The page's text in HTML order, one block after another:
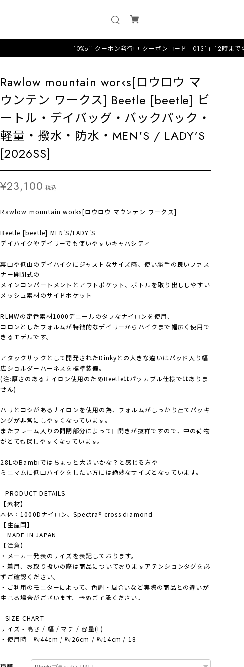
10%off クーポン発行中 クーポンコード「0131」12時までのオーダー
Rawlow mountain works[ロウロウ マ
ウンテン ワークス] Beetle [beetle] ビ
ートル・デイバッグ・バックパック・
軽量・撥水・防水・MEN'S / LADY'S
[2026SS]
¥23,100 税込
Rawlow mountain works[ロウロウ マウンテン ワークス]
Beetle [beetle] MEN'S/LADY'S
デイハイクやデイリーでも使いやすいキャパシティ
裏山や低山のデイハイクにジャストなサイズ感、使い勝手の良いファス
ナー開閉式の
メインコンパートメントとアウトポケット、ボトルを取り出ししやすい
メッシュ素材のサイドポケット
RLMWの定番素材1000デニールのタフなナイロンを使用、
コロンとしたフォルムが特徴的なデイリーからハイクまで幅広く使用で
きるモデルです。
アタックサックとして開発されたDinkyとの大きな違いはパッド入り幅
広ショルダーハーネスを標準装備。
(注:厚さのあるナイロン使用のためBeetleはパッカブル仕様ではありま
せん)
ハリとコシがあるナイロンを使用の為、フォルムがしっかり出てパッキ
ングが非常にしやすくなっています。
またフレーム入りの開閉部分によって口開きが抜群ですので、中の荷物
がとても探しやすくなっています。
28LのBambiではちょっと大きいかな？と感じる方や
ミニマムに低山ハイクをしたい方には絶妙なサイズとなっています。
- PRODUCT DETAILS -
【素材】
本体：1000Dナイロン、Spectra® cross diamond
【生産国】
MADE IN JAPAN
【注意】
・メーカー発表のサイズを表記しております。
・着用、お取り扱いの際は商品についておりますアテンションタグを必
ずご確認ください。
・ご利用のモニターによって、色調・風合いなど実際の商品との違いが
生じる場合がございます。予めご了承ください。
- SIZE CHART -
サイズ - 高さ / 幅 / マチ / 容量(L)
・使用時 - 約44cm / 約26cm / 約14cm / 18